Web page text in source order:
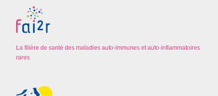
La filière de santé des maladies auto-immunes et auto-inflammatoires
rares